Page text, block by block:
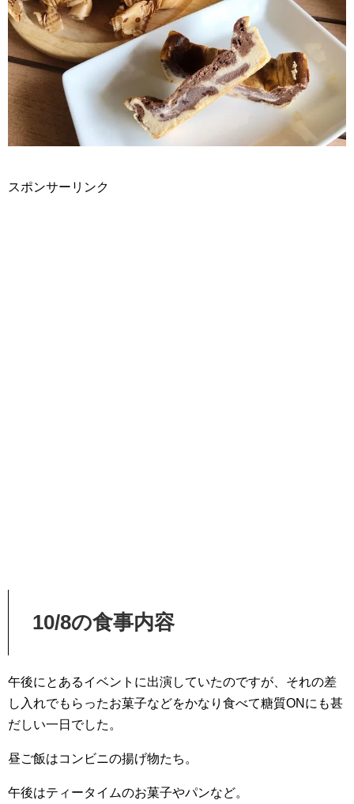
スポンサーリンク
10/8の食事内容
午後にとあるイベントに出演していたのですが、それの差
し入れでもらったお菓子などをかなり食べて糖質ONにも甚
だしい一日でした。
昼ご飯はコンビニの揚げ物たち。
午後はティータイムのお菓子やパンなど。